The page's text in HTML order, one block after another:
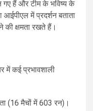
हैं और टीम के भविष्य के
में प्रदर्शन बताता
की क्षमता रखते हैं।
में कई प्रभावशाली
(16 मैचों में 603 रन)।